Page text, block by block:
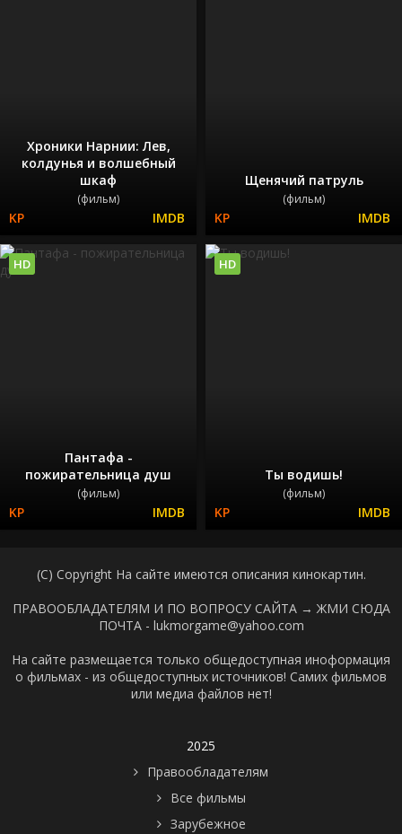
Хроники Нарнии: Лев,
колдунья и волшебный
шкаф
(фильм)
Щенячий патруль
(фильм)
Пантафа -
пожирательница душ
(фильм)
HD
Ты водишь!
(фильм)
HD
(C) Copyright На сайте имеются описания кинокартин.
ПРАВООБЛАДАТЕЛЯМ И ПО ВОПРОСУ САЙТА → ЖМИ СЮДА
ПОЧТА - lukmorgame@yahoo.com
На сайте размещается только общедоступная иноформация
о фильмах - из общедоступных источников! Самих фильмов
или медиа файлов нет!
2025
Правообладателям
Все фильмы
Зарубежное